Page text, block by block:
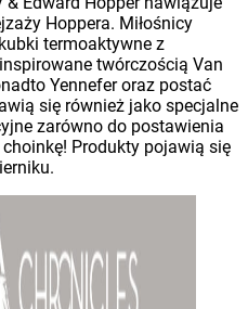
Hoppera. Miłośnicy
termoaktywne z
twórczością Van
Yennefer oraz postać
się również jako specjalne
zarówno do postawienia
Produkty pojawią się